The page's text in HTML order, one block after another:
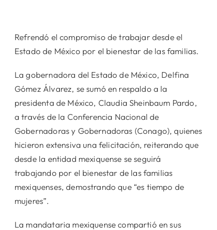
Refrendó el compromiso de trabajar desde el
Estado de México por el bienestar de las familias.
La gobernadora del Estado de México, Delfina
Gómez Álvarez, se sumó en respaldo a la
presidenta de México, Claudia Sheinbaum Pardo,
a través de la Conferencia Nacional de
Gobernadoras y Gobernadoras (Conago), quienes
hicieron extensiva una felicitación, reiterando que
desde la entidad mexiquense se seguirá
trabajando por el bienestar de las familias
mexiquenses, demostrando que “es tiempo de
mujeres”.
La mandataria mexiquense compartió en sus